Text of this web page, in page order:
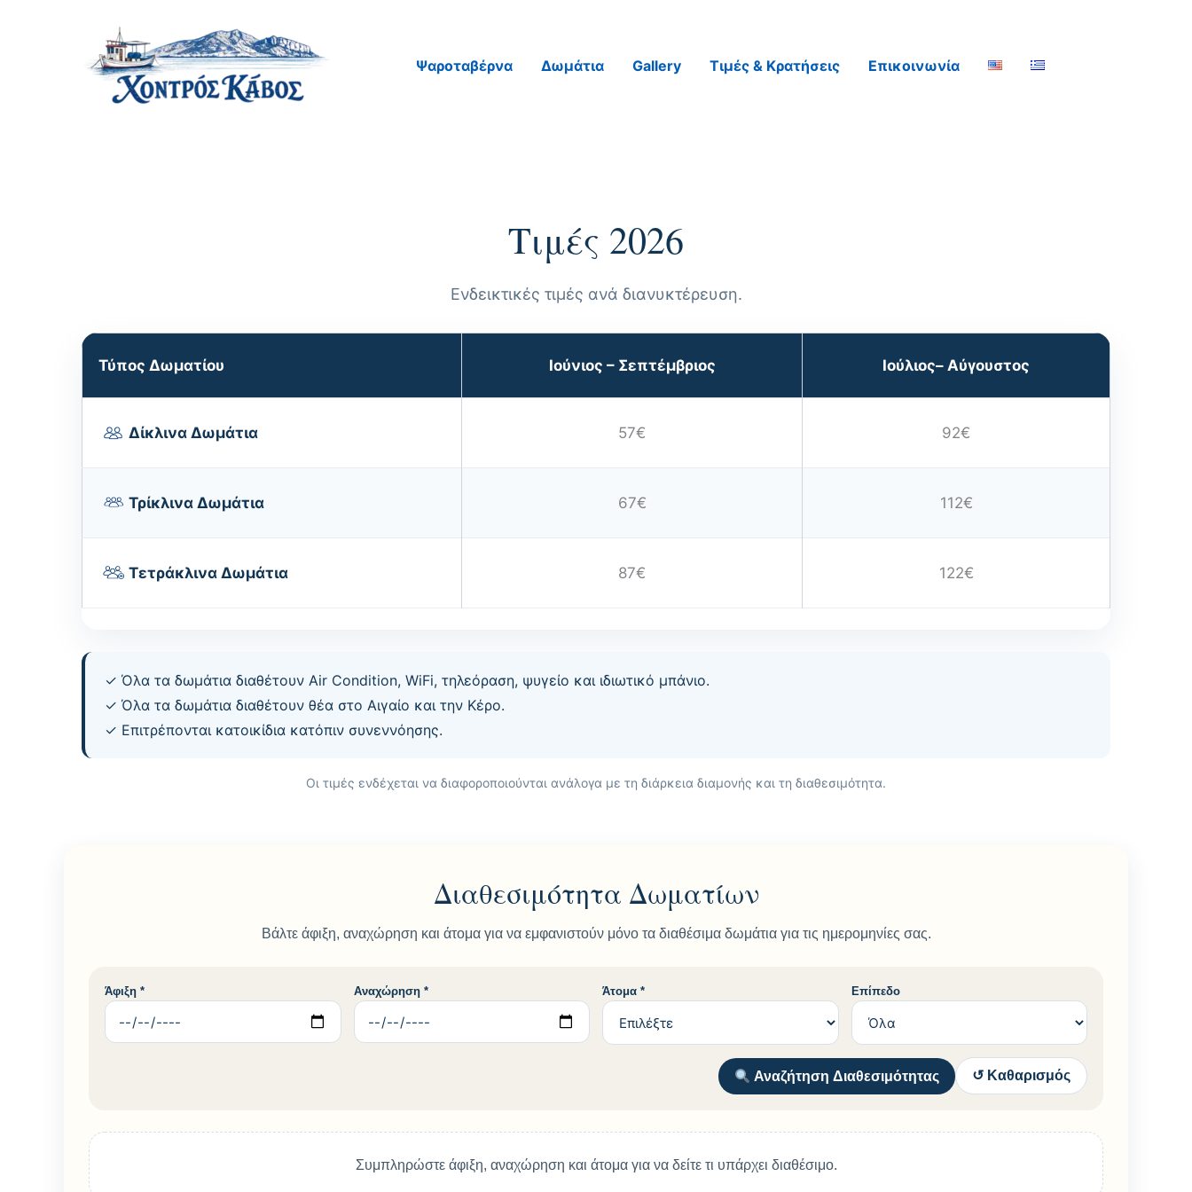
Ψαροταβέρνα Δωμάτια Gallery Τιμές & Κρατήσεις Επικοινωνία
Τιμές 2026
Ενδεικτικές τιμές ανά διανυκτέρευση.
Τύπος Δωματίου Ιούνιος – Σεπτέμβριος Ιούλιος– Αύγουστος
Δίκλινα Δωμάτια 57€ 92€
Τρίκλινα Δωμάτια 67€ 112€
Τετράκλινα Δωμάτια 87€ 122€
✓ Όλα τα δωμάτια διαθέτουν Air Condition, WiFi, τηλεόραση, ψυγείο και ιδιωτικό μπάνιο.
✓ Όλα τα δωμάτια διαθέτουν θέα στο Αιγαίο και την Κέρο.
✓ Επιτρέπονται κατοικίδια κατόπιν συνεννόησης.
Οι τιμές ενδέχεται να διαφοροποιούνται ανάλογα με τη διάρκεια διαμονής και τη διαθεσιμότητα.
Διαθεσιμότητα Δωματίων
Βάλτε άφιξη, αναχώρηση και άτομα για να εμφανιστούν μόνο τα διαθέσιμα δωμάτια για τις ημερομηνίες σας.
Άφιξη * Αναχώρηση * Άτομα * Επίπεδο
Αναζήτηση Διαθεσιμότητας ↺ Καθαρισμός
Συμπληρώστε άφιξη, αναχώρηση και άτομα για να δείτε τι υπάρχει διαθέσιμο.